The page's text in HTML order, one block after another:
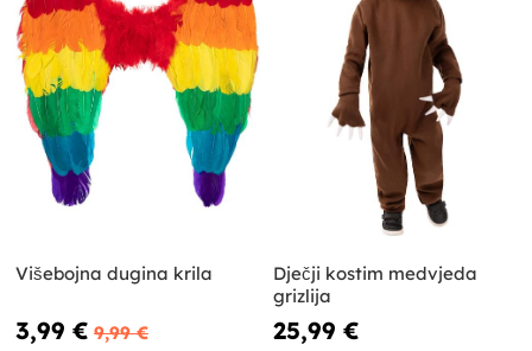
Višebojna dugina krila
3,99 € 9,99 €
Dječji kostim medvjeda
grizlija
25,99 €